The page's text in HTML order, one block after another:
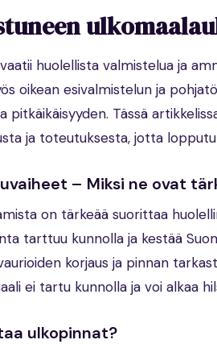
huolellista valmistelua ja
oikean esivalmistelun ja
pitkäikäisyyden. Tässä
ja toteutuksesta, jotta
– Miksi ne ovat
on tärkeää suorittaa
tarttuu kunnolla ja kestää
korjaus ja pinnan
ei tartu kunnolla ja voi alkaa
ulkopinnat?